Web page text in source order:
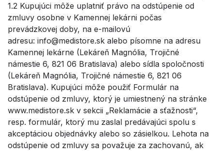
1.2 Kupujúci môže uplatniť právo na odstúpenie od
zmluvy osobne v Kamennej lekárni počas
prevádzkovej doby, na e-mailovú
adresu: info@medistore.sk alebo písomne na adresu
Kamennej lekárne (Lekáreň Magnólia, Trojičné
námestie 6, 821 06 Bratislava) alebo sídla spoločnosti
(Lekáreň Magnólia, Trojičné námestie 6, 821 06
Bratislava). Kupujúci môže použiť Formulár na
odstúpenie od zmluvy, ktorý je umiestnený na stránke
www.medistore.sk v sekcii „Reklamácie a sťažnosti“,
resp. formulár, ktorý mu zaslal predávajúci spolu s
akceptáciou objednávky alebo so zásielkou. Lehota na
odstúpenie od zmluvy sa považuje za zachovanú, ak